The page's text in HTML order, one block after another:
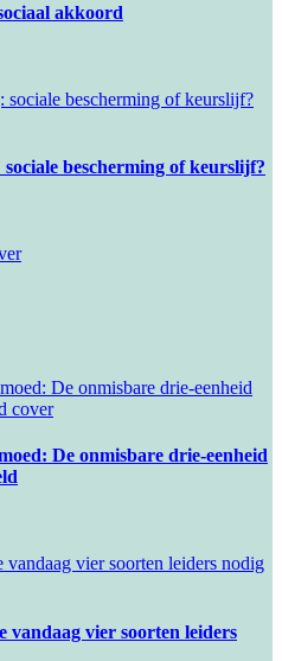
akkoord
bescherming of keurslijf?
De onmisbare drie-eenheid
vier soorten leiders